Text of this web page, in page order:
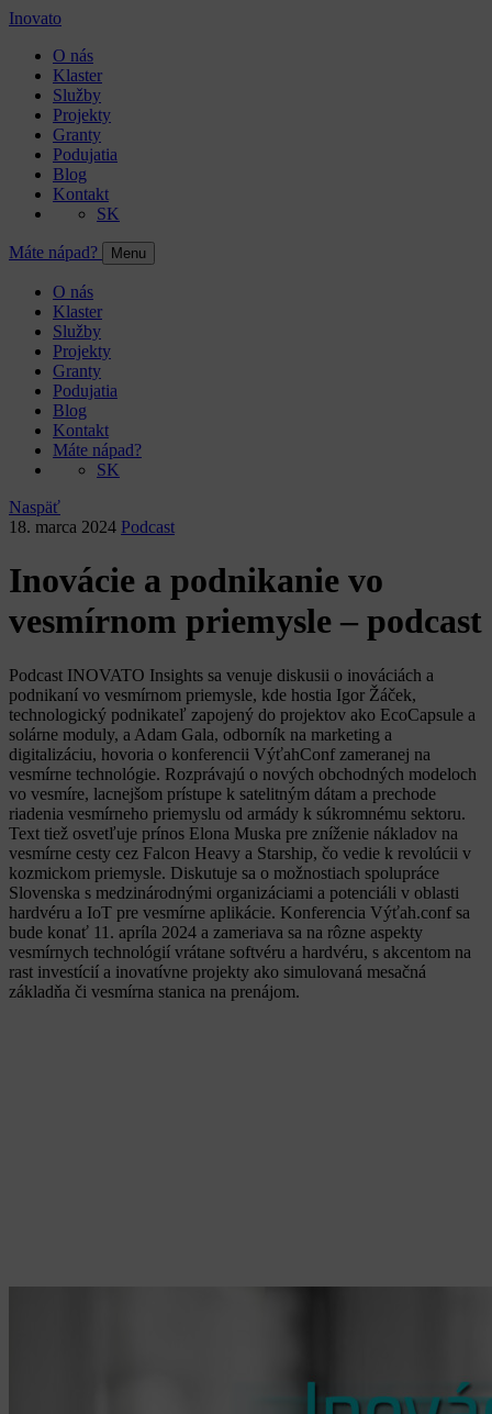
Inovato
O nás
Klaster
Služby
Projekty
Granty
Podujatia
Blog
Kontakt
SK
Máte nápad? Menu
O nás
Klaster
Služby
Projekty
Granty
Podujatia
Blog
Kontakt
Máte nápad?
SK
Naspäť
18. marca 2024 Podcast
Inovácie a podnikanie vo
vesmírnom priemysle – podcast
Podcast INOVATO Insights sa venuje diskusii o inováciách a
podnikaní vo vesmírnom priemysle, kde hostia Igor Žáček,
technologický podnikateľ zapojený do projektov ako EcoCapsule a
solárne moduly, a Adam Gala, odborník na marketing a
digitalizáciu, hovoria o konferencii VýťahConf zameranej na
vesmírne technológie. Rozprávajú o nových obchodných modeloch
vo vesmíre, lacnejšom prístupe k satelitným dátam a prechode
riadenia vesmírneho priemyslu od armády k súkromnému sektoru.
Text tiež osvetľuje prínos Elona Muska pre zníženie nákladov na
vesmírne cesty cez Falcon Heavy a Starship, čo vedie k revolúcii v
kozmickom priemysle. Diskutuje sa o možnostiach spolupráce
Slovenska s medzinárodnými organizáciami a potenciáli v oblasti
hardvéru a IoT pre vesmírne aplikácie. Konferencia Výťah.conf sa
bude konať 11. apríla 2024 a zameriava sa na rôzne aspekty
vesmírnych technológií vrátane softvéru a hardvéru, s akcentom na
rast investícií a inovatívne projekty ako simulovaná mesačná
základňa či vesmírna stanica na prenájom.